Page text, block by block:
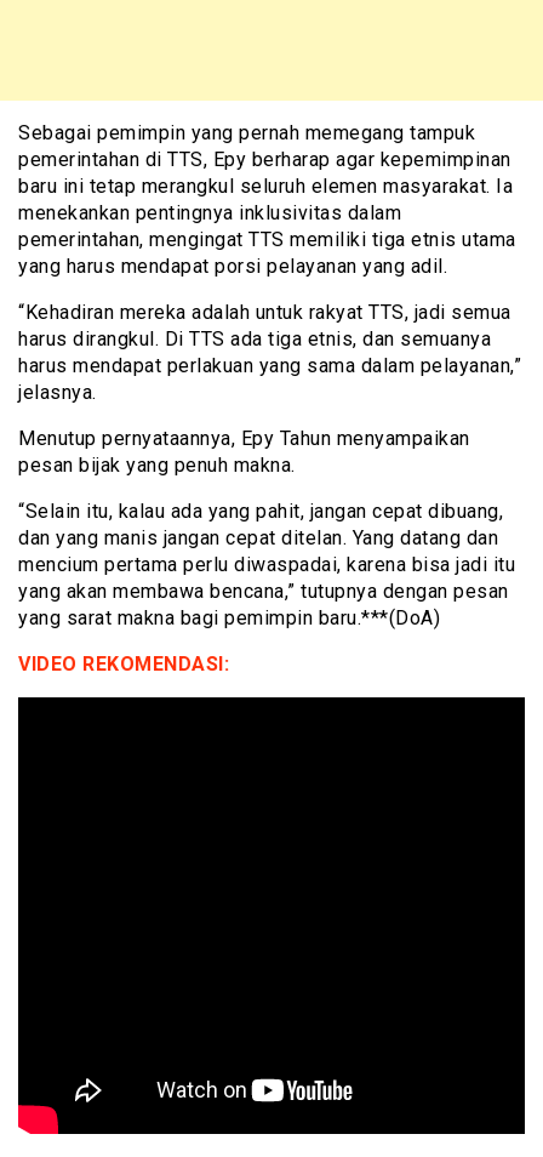
Sebagai pemimpin yang pernah memegang tampuk
pemerintahan di TTS, Epy berharap agar kepemimpinan
baru ini tetap merangkul seluruh elemen masyarakat. Ia
menekankan pentingnya inklusivitas dalam
pemerintahan, mengingat TTS memiliki tiga etnis utama
yang harus mendapat porsi pelayanan yang adil.
“Kehadiran mereka adalah untuk rakyat TTS, jadi semua
harus dirangkul. Di TTS ada tiga etnis, dan semuanya
harus mendapat perlakuan yang sama dalam pelayanan,”
jelasnya.
Menutup pernyataannya, Epy Tahun menyampaikan
pesan bijak yang penuh makna.
“Selain itu, kalau ada yang pahit, jangan cepat dibuang,
dan yang manis jangan cepat ditelan. Yang datang dan
mencium pertama perlu diwaspadai, karena bisa jadi itu
yang akan membawa bencana,” tutupnya dengan pesan
yang sarat makna bagi pemimpin baru.***(DoA)
VIDEO REKOMENDASI: